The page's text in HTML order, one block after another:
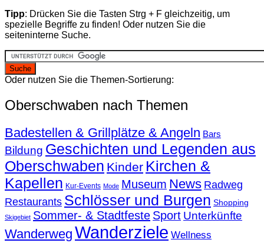
Tipp: Drücken Sie die Tasten Strg + F gleichzeitig, um
spezielle Begriffe zu finden! Oder nutzen Sie die
seiteninterne Suche.
Oder nutzen Sie die Themen-Sortierung:
Oberschwaben nach Themen
Badestellen & Grillplätze & Angeln Bars
Bildung Geschichten und Legenden aus
Oberschwaben Kinder Kirchen &
Kapellen Kur-Events Mode Museum News Radweg
Restaurants Schlösser und Burgen Shopping
Skigebiet Sommer- & Stadtfeste Sport Unterkünfte
Wanderweg Wanderziele Wellness